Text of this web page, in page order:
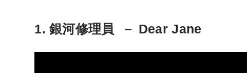
1. 銀河修理員 － Dear Jane